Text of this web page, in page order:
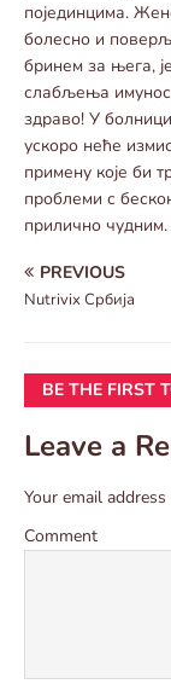
појединцима.
болесно и
бринем за њега,
слабљења
здраво! У
ускоро неће
примену које би
проблеми с
прилично чудним.
PREVIOUS
Nutrivix Србија
BE THE FIRST
Leave a
Your email
Comment